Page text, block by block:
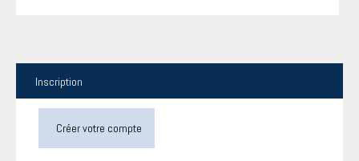
Inscription
Créer votre compte